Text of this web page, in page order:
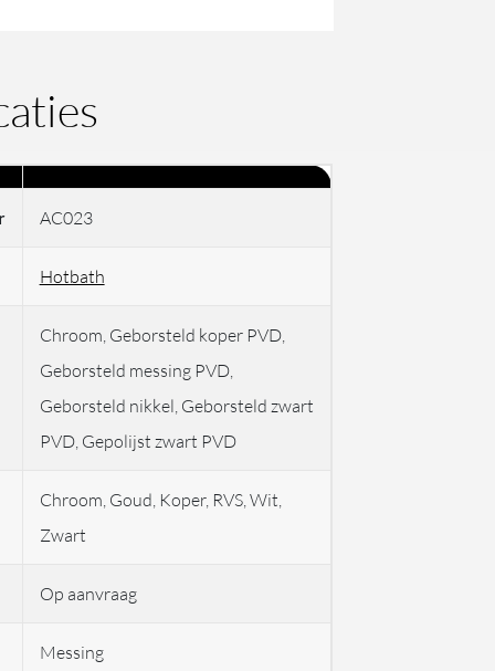
AC023
Hotbath
Chroom, Geborsteld koper PVD,
Geborsteld messing PVD,
Geborsteld nikkel, Geborsteld zwart
PVD, Gepolijst zwart PVD
Chroom, Goud, Koper, RVS, Wit,
Zwart
Op aanvraag
Messing